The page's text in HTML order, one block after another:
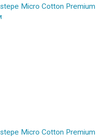
Micro Cotton Premium
Micro Cotton Premium